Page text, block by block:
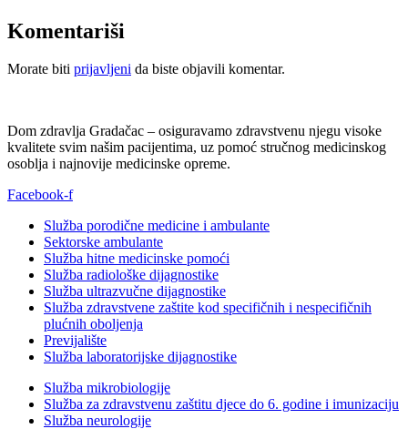
Komentariši
Morate biti prijavljeni da biste objavili komentar.
Dom zdravlja Gradačac – osiguravamo zdravstvenu njegu visoke
kvalitete svim našim pacijentima, uz pomoć stručnog medicinskog
osoblja i najnovije medicinske opreme.
Facebook-f
Služba porodične medicine i ambulante
Sektorske ambulante
Služba hitne medicinske pomoći
Služba radiološke dijagnostike
Služba ultrazvučne dijagnostike
Služba zdravstvene zaštite kod specifičnih i nespecifičnih
plućnih oboljenja
Previjalište
Služba laboratorijske dijagnostike
Služba mikrobiologije
Služba za zdravstvenu zaštitu djece do 6. godine i imunizaciju
Služba neurologije